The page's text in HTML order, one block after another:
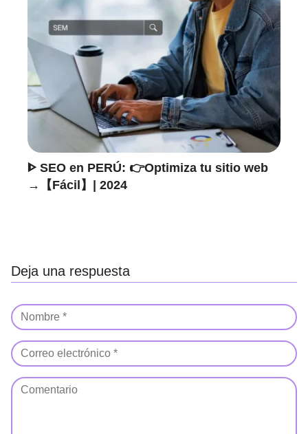
ᐈ SEO en PERÚ: 👉Optimiza tu sitio web
→【Fácil】| 2024
Deja una respuesta